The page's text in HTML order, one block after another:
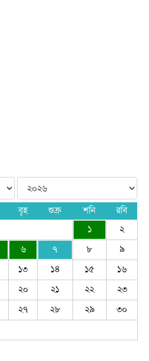
বৃহ শুক্র শনি
রবি
১
২
৬ ৭ ৮
৯
১৩ ১৪ ১৫
১৬
২০ ২১ ২২
২৩
২৭ ২৮ ২৯
৩০